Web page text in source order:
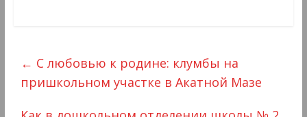
← С любовью к родине: клумбы на
пришкольном участке в Акатной Мазе